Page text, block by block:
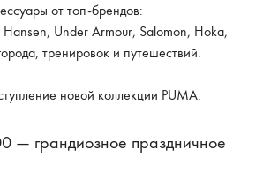
от топ-брендов:
Under Armour, Salomon, Hoka,
тренировок и путешествий.
новой коллекции PUMA.
— грандиозное праздничное